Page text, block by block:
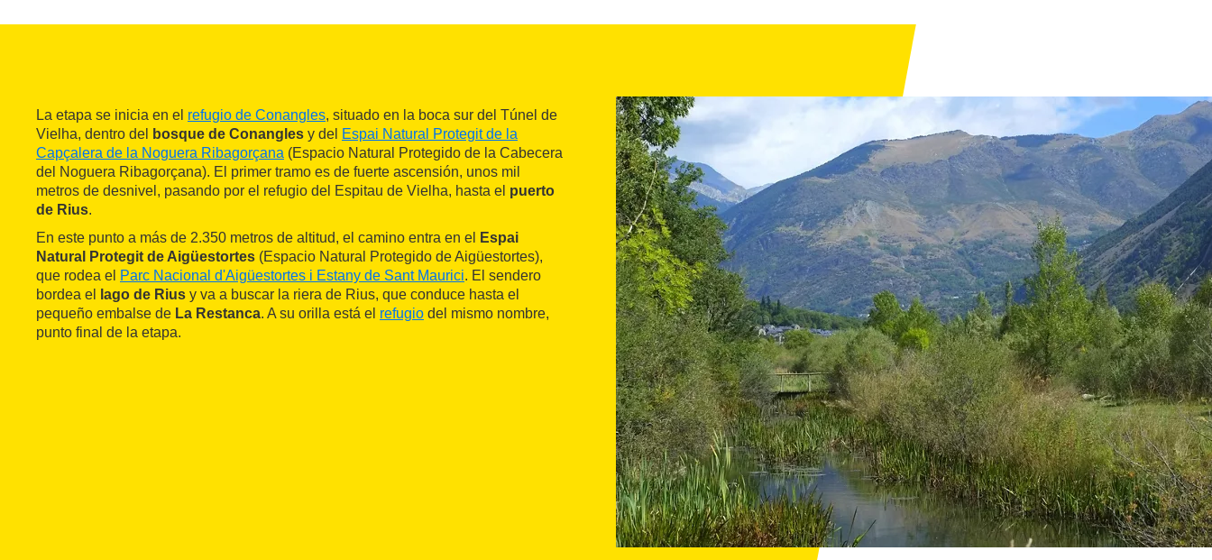
La etapa se inicia en el refugio de Conangles, situado en la boca sur del Túnel de
Vielha, dentro del
bosque de Conangles y del Espai Natural Protegit de la
Capçalera de la Noguera Ribagorçana (Espacio Natural Protegido de la Cabecera
del Noguera Ribagorçana). El primer tramo es de fuerte ascensión, unos mil
metros de desnivel, pasando por el refugio del Espitau de Vielha, hasta el puerto
de Rius.
En este punto a más de 2.350 metros de altitud, el camino entra en el
Espai
Natural Protegit de Aigüestortes (Espacio Natural Protegido de Aigüestortes),
que rodea el Parc Nacional d'Aigüestortes i Estany de Sant Maurici. El sendero
bordea el
lago de Rius y va a buscar la riera de Rius, que conduce hasta el
pequeño embalse de La Restanca. A su orilla está el refugio del mismo nombre,
punto final de la etapa.